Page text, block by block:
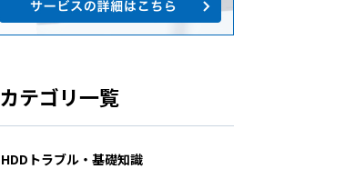
カテゴリ一覧
HDDトラブル・基礎知識